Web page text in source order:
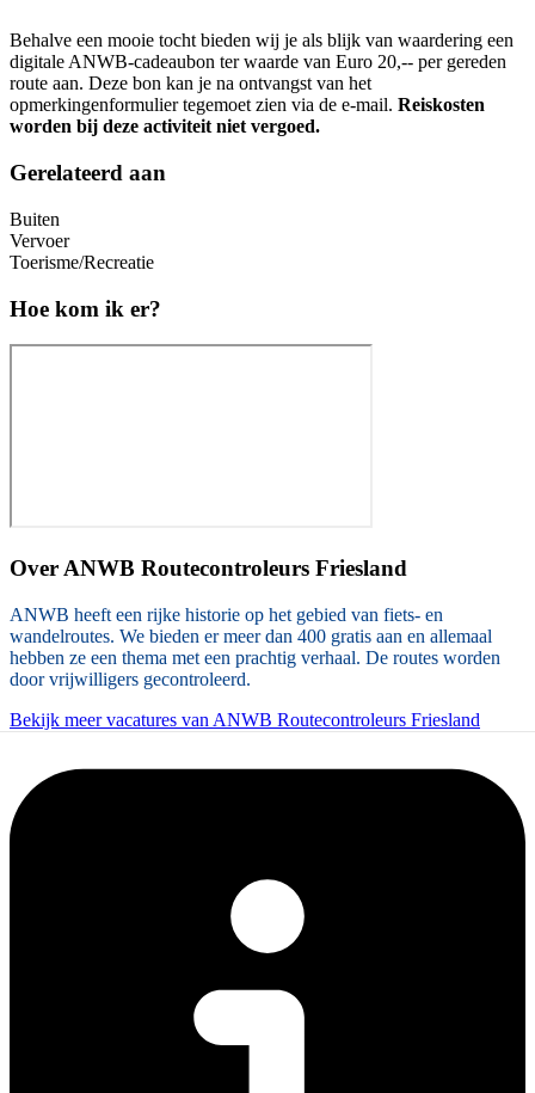
Behalve een mooie tocht bieden wij je als blijk van waardering een
digitale ANWB-cadeaubon ter waarde van Euro 20,-- per gereden
route aan. Deze bon kan je na ontvangst van het
opmerkingenformulier tegemoet zien via de e-mail. Reiskosten
worden bij deze activiteit niet vergoed.
Gerelateerd aan
Buiten
Vervoer
Toerisme/Recreatie
Hoe kom ik er?
Over ANWB Routecontroleurs Friesland
ANWB heeft een rijke historie op het gebied van fiets- en
wandelroutes. We bieden er meer dan 400 gratis aan en allemaal
hebben ze een thema met een prachtig verhaal. De routes worden
door vrijwilligers gecontroleerd.
Bekijk meer vacatures van ANWB Routecontroleurs Friesland